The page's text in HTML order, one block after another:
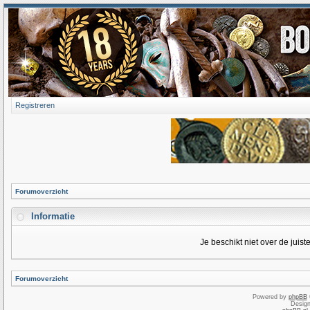
Registreren
Forumoverzicht
Informatie
Je beschikt niet over de
Forumoverzicht
Powered by phpBB